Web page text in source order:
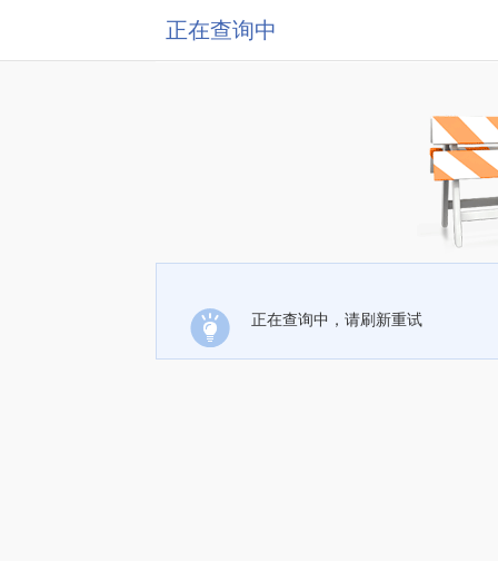
正在查询中
正在查询中，请刷新重试